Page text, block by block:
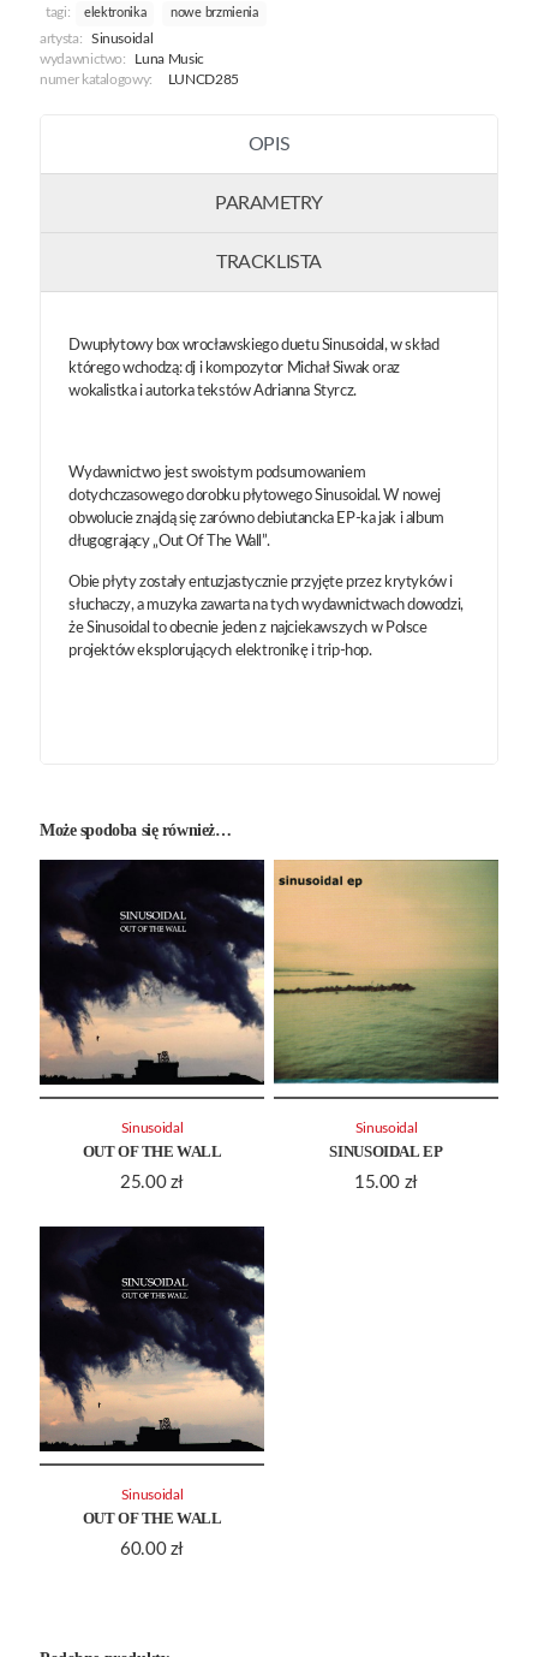
Wall
tagi:
elektronika nowe brzmienia
artysta:
Sinusoidal
wydawnictwo:
Luna Music
numer katalogowy:
LUNCD285
OPIS
PARAMETRY
TRACKLISTA
Dwupłytowy box wrocławskiego duetu Sinusoidal, w skład
którego wchodzą: dj i kompozytor Michał Siwak oraz
wokalistka i autorka tekstów Adrianna Styrcz.
Wydawnictwo jest swoistym podsumowaniem
dotychczasowego dorobku płytowego Sinusoidal. W nowej
obwolucie znajdą się zarówno debiutancka EP-ka jak i album
długogrający „Out Of The Wall”.
Obie płyty zostały entuzjastycznie przyjęte przez krytyków i
słuchaczy, a muzyka zawarta na tych wydawnictwach dowodzi,
że Sinusoidal to obecnie jeden z najciekawszych w Polsce
projektów eksplorujących elektronikę i trip-hop.
Może spodoba się również…
OUT OF THE WALL
25.00 zł
Sinusoidal
SINUSOIDAL EP
15.00 zł
Sinusoidal
OUT OF THE WALL
60.00 zł
Sinusoidal